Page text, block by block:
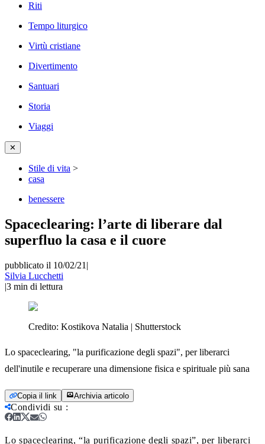
Riti
Tempo liturgico
Virtù cristiane
Divertimento
Santuari
Storia
Viaggi
✕
Stile di vita >
casa
benessere
Spaceclearing: l’arte di liberare dal
superfluo la casa e il cuore
pubblicato il 10/02/21 |
Silvia Lucchetti
|3 min di lettura
Credito: Kostikova Natalia | Shutterstock
Lo spaceclearing, "la purificazione degli spazi", per liberarci
dell'inutile e recuperare una dimensione fisica e spirituale più sana
Copia il link Archivia articolo
Condividi su :
Lo spaceclearing, “la purificazione degli spazi”, per liberarci